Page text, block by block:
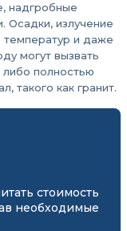
надгробные
Осадки, излучение
температур и даже
могут вызвать
полностью
такого как гранит.
стоимость
необходимые